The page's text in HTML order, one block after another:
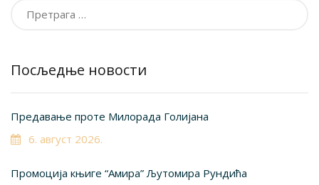
Посљедње новости
Предавање проте Милорада Голијана
6. август 2026.
Промоција књиге “Амира” Љутомира Рундића